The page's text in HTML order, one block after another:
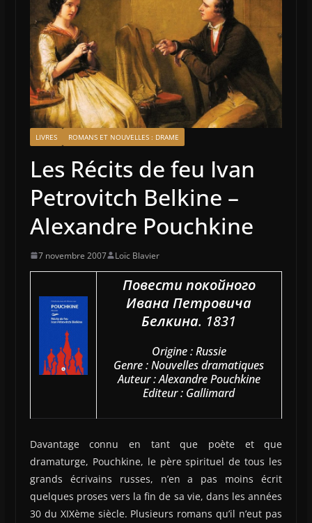
LIVRES ROMANS ET NOUVELLES : DRAME
Les Récits de feu Ivan
Petrovitch Belkine –
Alexandre Pouchkine
7 novembre 2007 Loïc Blavier
Повести покойного
Ивана Петровича
Белкина. 1831
Origine : Russie
Genre : Nouvelles dramatiques
Auteur : Alexandre Pouchkine
Editeur : Gallimard
Davantage connu en tant que poète et que
dramaturge, Pouchkine, le père spirituel de tous les
grands écrivains russes, n’en a pas moins écrit
quelques proses vers la fin de sa vie, dans les années
30 du XIXème siècle. Plusieurs romans qu’il n’eut pas